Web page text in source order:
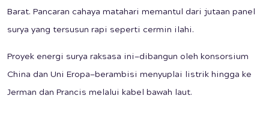
Barat. Pancaran cahaya matahari memantul dari jutaan panel
surya yang tersusun rapi seperti cermin ilahi.
Proyek energi surya raksasa ini—dibangun oleh konsorsium
China dan Uni Eropa—berambisi menyuplai listrik hingga ke
Jerman dan Prancis melalui kabel bawah laut.